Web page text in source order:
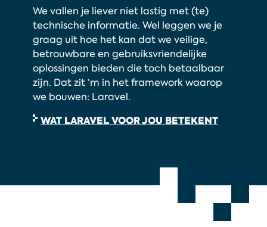
We vallen je liever niet lastig met (te)
technische informatie. Wel leggen we je
graag uit hoe het kan dat we veilige,
betrouwbare en gebruiksvriendelijke
oplossingen bieden die toch betaalbaar
zijn. Dat zit ‘m in het framework waarop
we bouwen: Laravel.
WAT LARAVEL VOOR JOU BETEKENT